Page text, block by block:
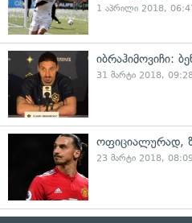
1 აპრილი 2018,
იბრაჰიმოვიჩი:
31 მარტი 2018,
ოფიციალურად,
23 მარტი 2018,